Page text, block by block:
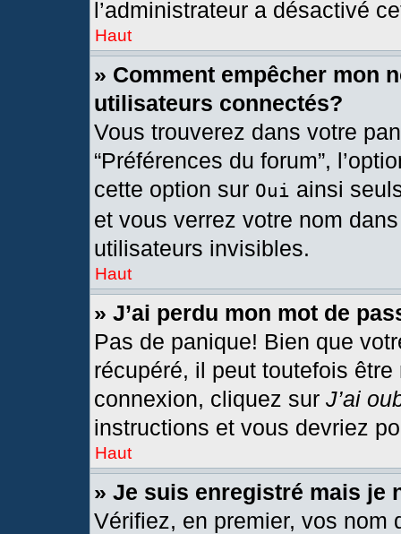
l’administrateur a désactivé
Haut
» Comment empêcher mon
utilisateurs connectés?
Vous trouverez dans votre
“Préférences du forum”,
cette option sur Oui ainsi
et vous verrez votre nom
utilisateurs invisibles.
Haut
» J’ai perdu mon mot de
Pas de panique! Bien que
récupéré, il peut toutefois
connexion, cliquez sur J’ai
instructions et vous devriez
Haut
» Je suis enregistré mais je
Vérifiez, en premier, vos nom